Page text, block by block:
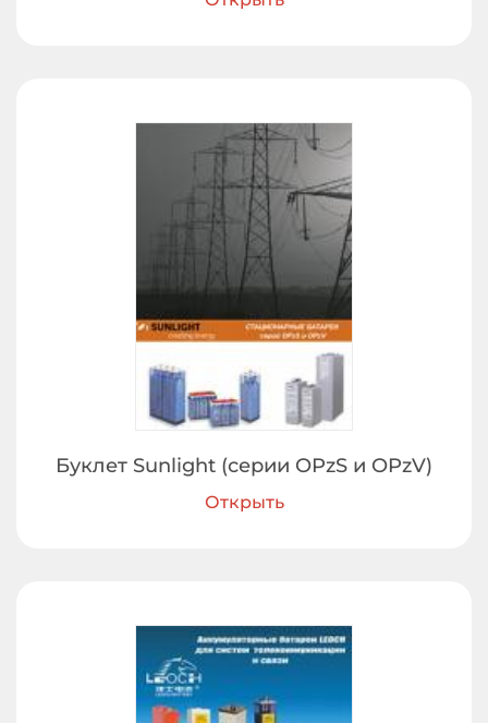
Буклет Sunlight (серии OPzS и OPzV)
Открыть